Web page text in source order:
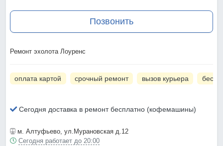
Позвонить
Ремонт эхолота Лоуренс
оплата картой срочный ремонт вызов курьера
Сегодня доставка в ремонт бесплатно (кофемашины)
м. Алтуфьево, ул.Мурановская д.12
Сегодня работает до 20:00